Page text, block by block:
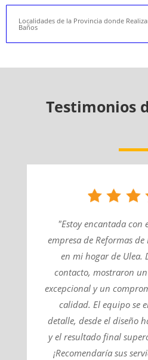
Localidades de la Provincia donde
Baños
Testimonios
"Estoy encantada con
empresa de Reformas
en mi hogar de Ulea.
contacto, mostraron
excepcional y un
calidad. El equipo se
detalle, desde el diseño
y el resultado final
¡Recomendaría sus